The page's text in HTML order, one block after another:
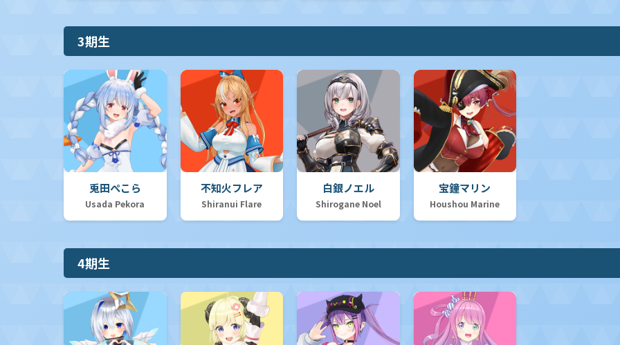
【hSD09】スタートデッキ 赤 宝鐘マリン
【hSD08】スタートデッキ 白 天音かなた
【hSD07】スタートデッキ 黄 不知火フレア
【hSD06】スタートデッキ 緑 風真いろは
【hSD04】スタートデッキ 紫 癒月ちょこ
【hSD03】スタートデッキ 青 猫又おかゆ
3期生
兎田ぺこら
Usada Pekora
不知火フレア
Shiranui Flare
白銀ノエル
Shirogane Noel
宝鐘マリン
Houshou Marine
4期生